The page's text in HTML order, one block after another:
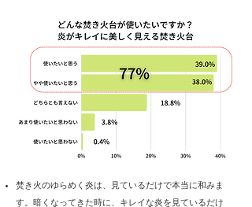
​焚き火のゆらめく炎は、見ているだけで本当に和みま
す。暗くなってきた時に、キレイな炎を見ているだけ